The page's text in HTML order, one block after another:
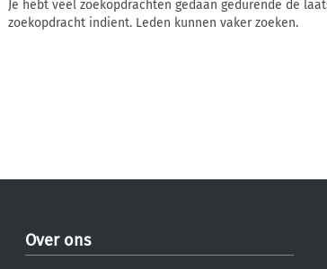
Je hebt veel zoekopdrachten gedaan gedurende de
zoekopdracht indient. Leden kunnen vaker zoeken.
Over ons